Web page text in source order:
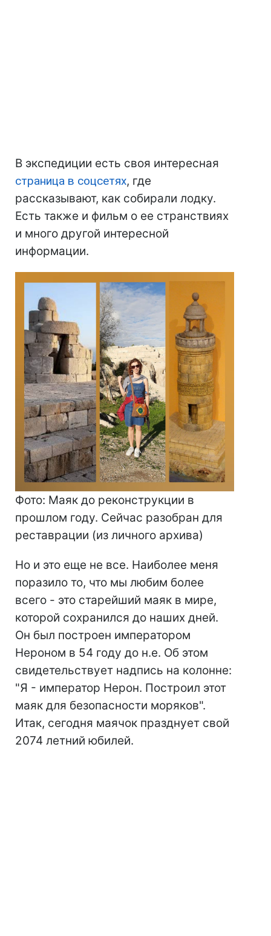
В экспедиции есть своя интересная
страница в соцсетях, где
рассказывают, как собирали лодку.
Есть также и фильм о ее странствиях
и много другой интересной
информации.
Фото: Маяк до реконструкции в
прошлом году. Сейчас разобран для
реставрации (из личного архива)
Но и это еще не все. Наиболее меня
поразило то, что мы любим более
всего - это старейший маяк в мире,
которой сохранился до наших дней.
Он был построен императором
Нероном в 54 году до н.е. Об этом
свидетельствует надпись на колонне:
"Я - император Нерон. Построил этот
маяк для безопасности моряков".
Итак, сегодня маячок празднует свой
2074 летний юбилей.